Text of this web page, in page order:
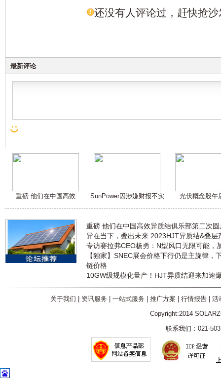
还没有人评论过，赶快抢沙
最新评论
重磅 他们在中国高效 SunPower因涉嫌财报不实 光伏概念股午
重磅 他们在中国高效异质结俱乐部第二次
异在当下，叠出未来 2023HJT异质结&叠层
专访赛拉弗CEO杨勇：N型风口无限可能，
【独家】SNEC展会价格下行仍是主旋律，
链价格
10GW级规模化量产！HJT异质结迎来加速
关于我们 资讯服务 一站式服务 推广方案 行情报告| 活
Copyright:2014
联系我们：021-